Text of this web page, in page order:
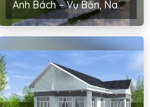
Anh Bách – Vụ Bản, Nam Định